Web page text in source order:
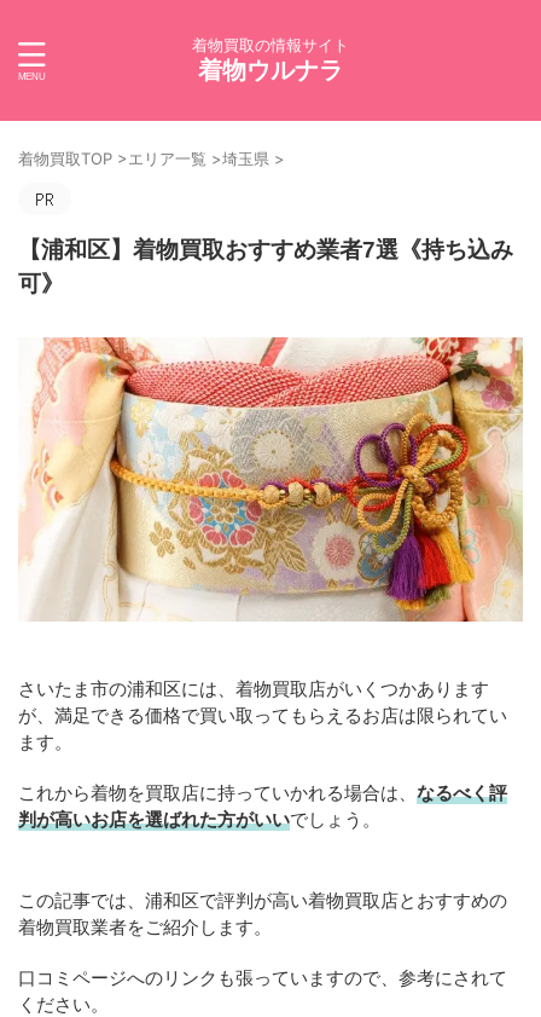
着物買取の情報サイト
着物ウルナラ
着物買取TOP >エリア一覧 >埼玉県 >
【浦和区】着物買取おすすめ業者7選《持ち込み
可》
さいたま市の浦和区には、着物買取店がいくつかあります
が、満足できる価格で買い取ってもらえるお店は限られてい
ます。
これから着物を買取店に持っていかれる場合は、 なるべく評
判が高いお店を選ばれた方がいいでしょう。
この記事では、浦和区で評判が高い着物買取店とおすすめの
着物買取業者をご紹介します。
口コミページへのリンクも張っていますので、参考にされて
ください。